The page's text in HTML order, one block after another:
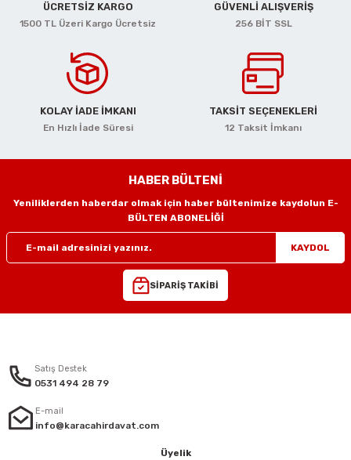
ÜCRETSİZ KARGO
1500 TL Üzeri Kargo Ücretsiz
GÜVENLİ ALIŞVERİŞ
256 BİT SSL
KOLAY İADE İMKANI
En Hızlı İade Süresi
TAKSİT SEÇENEKLERİ
12 Taksit İmkanı
HABER BÜLTENİ
Yeniliklerden haberdar olmak için haber bültenimize kaydolun E-
BÜLTEN ABONELİĞİ
KAYDOL
SİPARİŞ TAKİBİ
Satış Destek
0531 494 28 79
E-mail
info@karacahirdavat.com
Üyelik